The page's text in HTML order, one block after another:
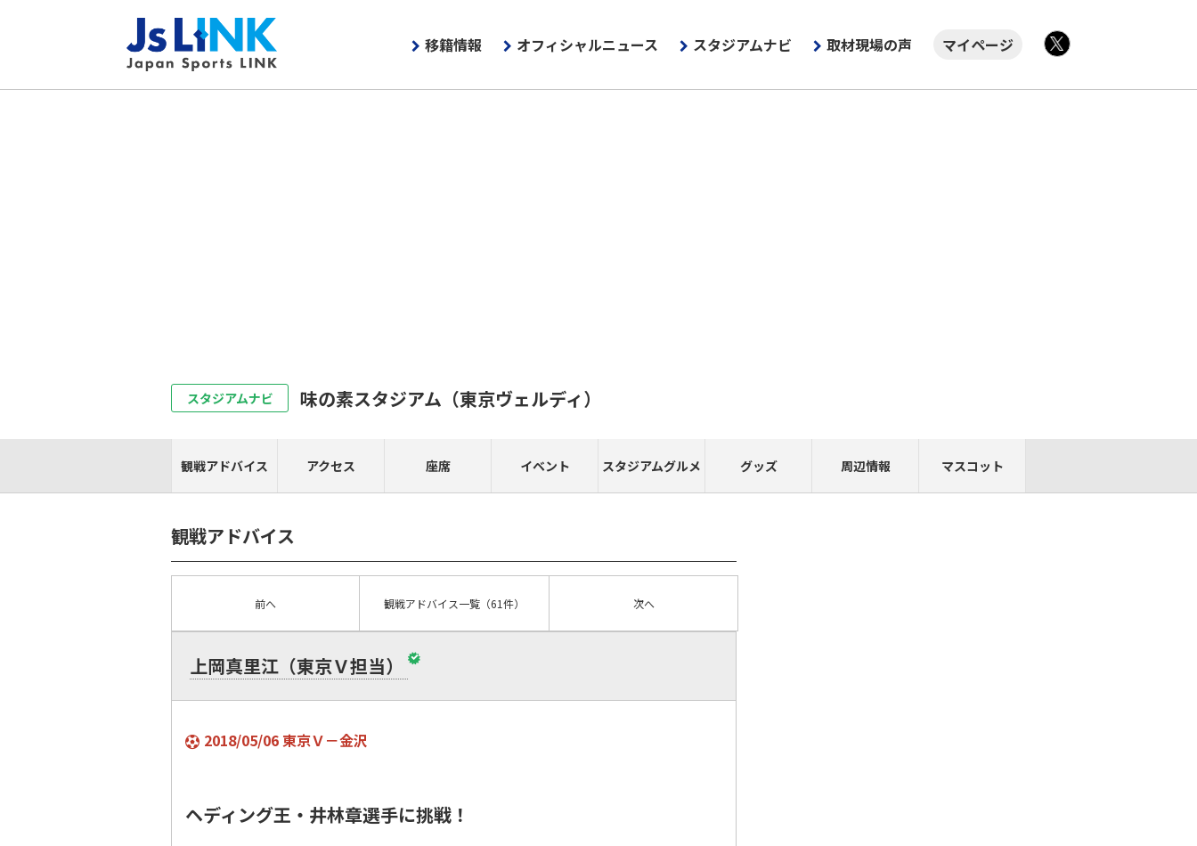
移籍情報 オフィシャルニュース スタジアムナビ 取材現場の声
マイページ
スタジアムナビ 味の素スタジアム （東京ヴェルディ）
観戦アドバイス アクセス 座席 イベント スタジアムグルメ グッズ 周辺情報 マスコット
観戦アドバイス
前へ 観戦アドバイス一覧 （61件） 次へ
上岡真里江（東京Ｖ担当）
2018/05/06 東京Ｖ－金沢
ヘディング王・井林章選手に挑戦！